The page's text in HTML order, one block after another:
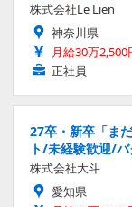
株式会社Le Lien
神奈川県
月給30万
正社員
27卒・新卒「ま
ト/未経験歓迎/
株式会社大斗
愛知県